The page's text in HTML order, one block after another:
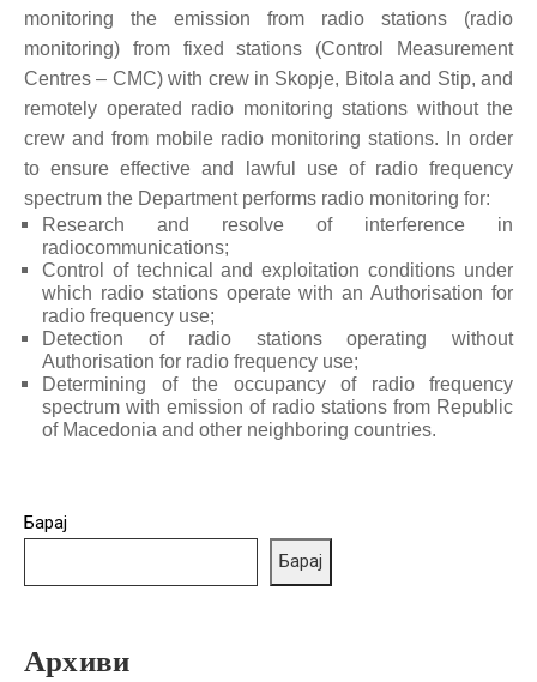
ЈАВНИ
НАБАВКИ
monitoring the emission from radio stations (radio
monitoring) from fixed stations (Control Measurement
Centres – CMC) with crew in Skopje, Bitola and Stip, and
remotely operated radio monitoring stations without the
crew and from mobile radio monitoring stations. In order
to ensure effective and lawful use of radio frequency
spectrum the Department performs radio monitoring for:
Research and resolve of interference in
radiocommunications;
Control of technical and exploitation conditions under
which radio stations operate with an Authorisation for
radio frequency use;
Detection of radio stations operating without
Authorisation for radio frequency use;
Determining of the occupancy of radio frequency
spectrum with emission of radio stations from Republic
of Macedonia and other neighboring countries.
Барај
Барај
Архиви